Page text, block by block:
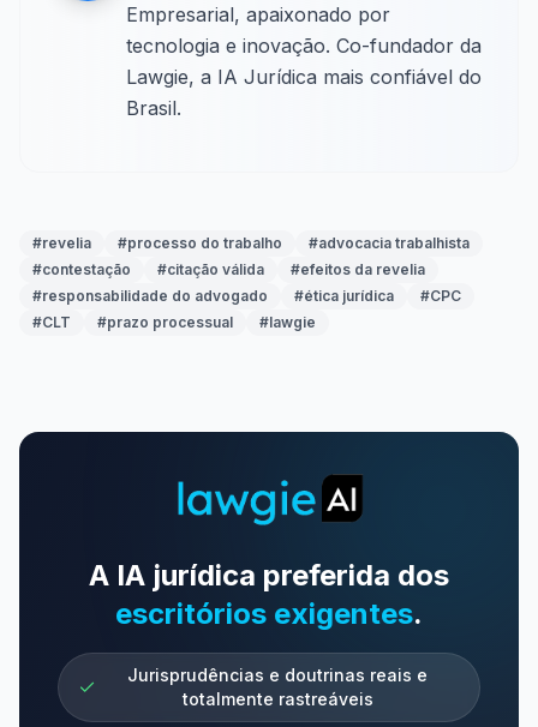
Empresarial, apaixonado por
tecnologia e inovação. Co-fundador da
Lawgie, a IA Jurídica mais confiável do
Brasil.
#revelia #processo do trabalho #advocacia trabalhista
#contestação #citação válida #efeitos da revelia
#responsabilidade do advogado #ética jurídica #CPC
#CLT #prazo processual #lawgie
A IA jurídica preferida dos
escritórios exigentes.
Jurisprudências e doutrinas reais e
totalmente rastreáveis